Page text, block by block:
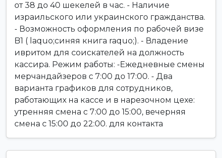
от 38 до 40 шекелей в час. - Наличие
израильского или украинского гражданства.
- Возможность оформления по рабочей визе
B1 ( laquo;синяя книга raquo;). - Владение
ивритом для соискателей на должность
кассира. Режим работы: -Ежедневные смены
мерчандайзеров с 7:00 до 17:00. - Два
варианта графиков для сотрудников,
работающих на кассе и в нарезочном цехе:
утренняя смена с 7:00 до 15:00, вечерняя
смена с 15:00 до 22:00. для контакта